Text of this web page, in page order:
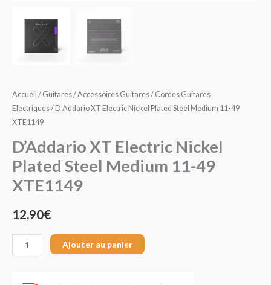
Accueil / Guitares/Accessoires Guitares/ Cordes Guitares
Electriques/ D’Addario XT Electric Nickel Plated Steel Medium 11-49
XTE1149
D’Addario XT Electric Nickel
Plated Steel Medium 11-49
XTE1149
12,90€
Ajouter au panier